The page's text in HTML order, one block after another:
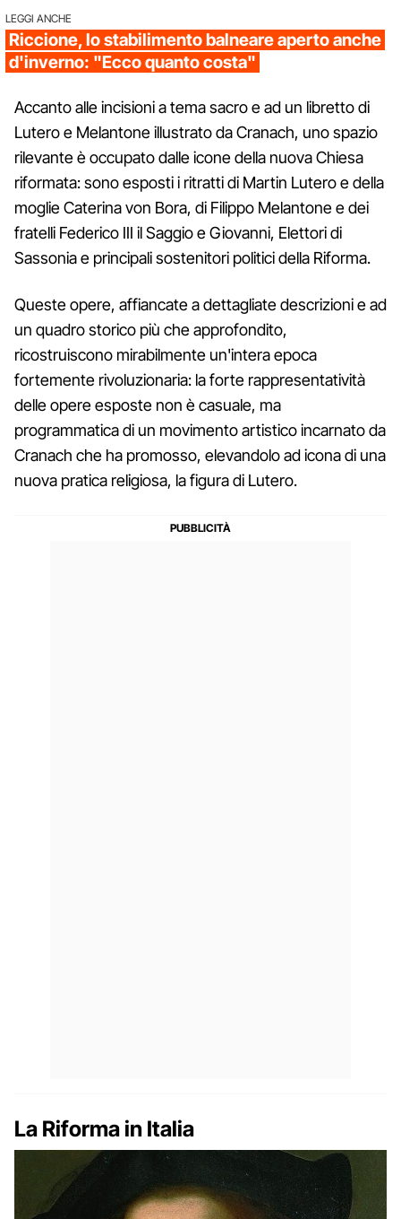
LEGGI ANCHE
Riccione, lo stabilimento balneare aperto anche
d'inverno: "Ecco quanto costa"
Accanto alle incisioni a tema sacro e ad un libretto di
Lutero e Melantone illustrato da Cranach, uno spazio
rilevante è occupato dalle icone della nuova Chiesa
riformata: sono esposti i ritratti di Martin Lutero e della
moglie Caterina von Bora, di Filippo Melantone e dei
fratelli Federico III il Saggio e Giovanni, Elettori di
Sassonia e principali sostenitori politici della Riforma.
Queste opere, affiancate a dettagliate descrizioni e ad
un quadro storico più che approfondito,
ricostruiscono mirabilmente un'intera epoca
fortemente rivoluzionaria: la forte rappresentatività
delle opere esposte non è casuale, ma
programmatica di un movimento artistico incarnato da
Cranach che ha promosso, elevandolo ad icona di una
nuova pratica religiosa, la figura di Lutero.
La Riforma in Italia